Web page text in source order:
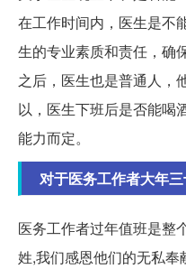
在工作时间内，医生是不
生的专业素质和责任，确
之后，医生也是普通人，
以，医生下班后是否能喝
能力而定。
对于医务工作者大年
医务工作者过年值班是整
姓,我们感恩他们的无私